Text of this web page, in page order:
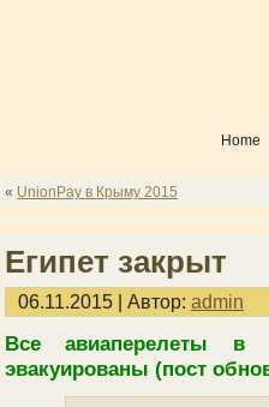
Home
« UnionPay в Крыму 2015
Египет закрыт
06.11.2015 | Автор: admin
Все авиаперелеты в
эвакуированы (пост